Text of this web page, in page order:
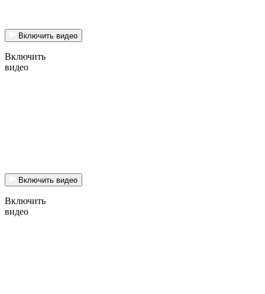
Включить видео
Включить
видео
Включить видео
Включить
видео